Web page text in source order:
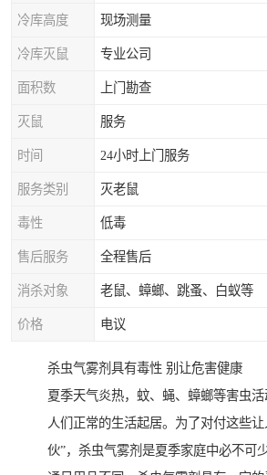
冷库高度 现场测量
冷库灭鼠 专业公司
面积数 上门勘查
灭鼠 服务
时间 24小时上门服务
服务类别 灭老鼠
毒性 低毒
售后服务 全程售后
消杀对象 老鼠、蟑螂、跳蚤、白蚁等
价格 电议
杀虫气雾剂具有毒性 别让危害健康
夏季天气炎热，蚊、蝇、蟑螂等害虫
人们正常的生活起居。为了对付这些
伙”，杀虫气雾剂是夏季家庭中必不可